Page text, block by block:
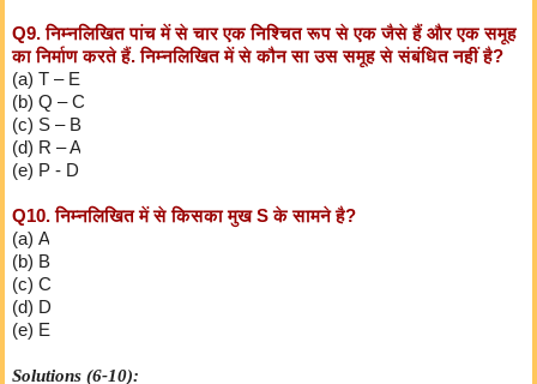
Q9. निम्नलिखित पांच में से चार एक निश्चित रूप से एक जैसे हैं और एक समूह
का निर्माण करते हैं. निम्नलिखित में से कौन सा उस समूह से संबंधित नहीं है?
(a) T – E
(b) Q – C
(c) S – B
(d) R – A
(e) P - D
Q10. निम्नलिखित में से किसका मुख S के सामने है?
(a) A
(b) B
(c) C
(d) D
(e) E
Solutions (6-10):